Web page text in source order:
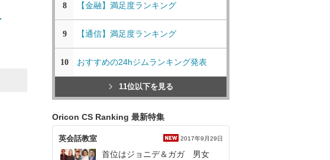
8 【金融】満足度ランキング
9 【通信】満足度ランキング
10 おすすめの24hジムランキング発表
11位以下を見る
Oricon CS Ranking 最新特集
英会話教室 2017年9月29日
首位はジョニデ＆ガガ 男女